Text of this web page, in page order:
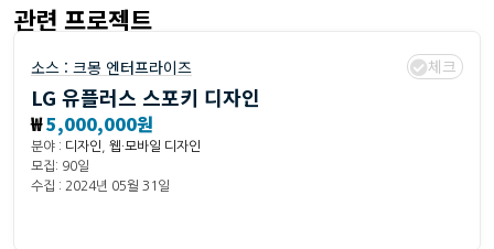
관련 프로젝트
소스 : 크몽 엔터프라이즈 체크
LG 유플러스 스포키 디자인
₩5,000,000원
분야 : 디자인
웹·모바일 디자인
모집: 90일
수집 : 2024년 05월 31일